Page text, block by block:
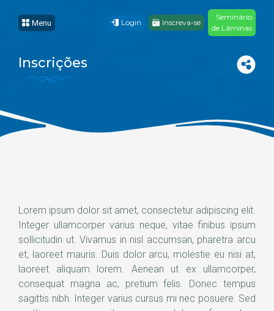
Inscrições
Menu Login Inscreva-se
Seminário
de Lâminas
Lorem ipsum dolor sit amet, consectetur adipiscing elit.
Integer ullamcorper varius neque, vitae finibus ipsum
sollicitudin ut. Vivamus in nisl accumsan, pharetra arcu
et, laoreet mauris. Duis dolor arcu, molestie eu nisi at,
laoreet aliquam lorem. Aenean ut ex ullamcorper,
consequat magna ac, pretium felis. Donec tempus
sagittis nibh. Integer varius cursus mi nec posuere. Sed